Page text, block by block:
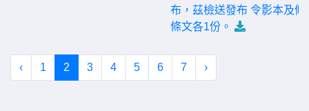
布，茲檢送發布 令影本及修
條文各1份。
‹ 1 2 3 4 5 6 7 ›